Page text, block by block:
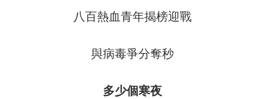
八百熱血青年揭榜迎戰
與病毒爭分奪秒
多少個寒夜